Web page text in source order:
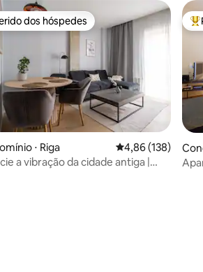
média de 5, 197 avaliações
dos hóspedes
dos hóspedes
⋅ Riga 4,86 de uma
4,86 (138)
a vibração da cidade antiga |